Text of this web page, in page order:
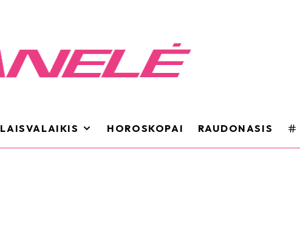
LAISVALAIKIS HOROSKOPAI RAUDONASIS